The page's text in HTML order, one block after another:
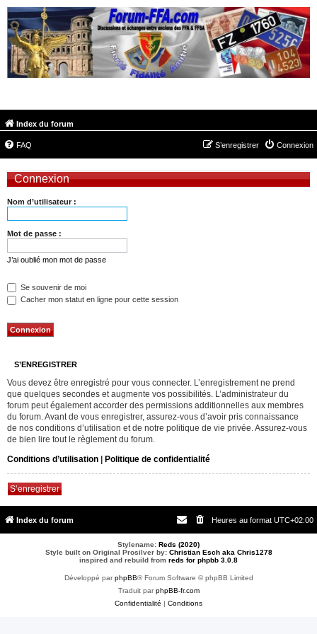
Index du forum
FAQ Connexion
S’enregistrer
Connexion
Nom d’utilisateur :
Mot de passe :
J’ai oublié mon mot de passe
Se souvenir de moi
Cacher mon statut en ligne pour cette session
S’ENREGISTRER
Vous devez être enregistré pour vous connecter. L’enregistrement ne prend
que quelques secondes et augmente vos possibilités. L’administrateur du
forum peut également accorder des permissions additionnelles aux membres
du forum. Avant de vous enregistrer, assurez-vous d’avoir pris connaissance
de nos conditions d’utilisation et de notre politique de vie privée. Assurez-vous
de bien lire tout le règlement du forum.
Conditions d’utilisation
Politique de confidentialité
S’enregistrer
Index du forum Heures au format UTC+02:00
Stylename: Reds (2020)
Style built on Original Prosilver by: Christian Esch aka Chris1278
inspired and rebuild from reds for phpbb 3.0.8
Développé parphpBB® Forum Software © phpBB Limited
Traduit parphpBB-fr.com
Confidentialité
Conditions